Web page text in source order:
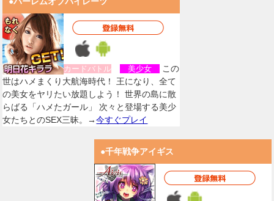
カードバトル 美少女
この
世はハメまくり大航海時代！ 王になり、全て
の美女をヤリたい放題しよう！ 世界の島に散
らばる「ハメたガール」 次々と登場する美少
女たちとのSEX三昧。→今すぐプレイ
●千年戦争アイギス